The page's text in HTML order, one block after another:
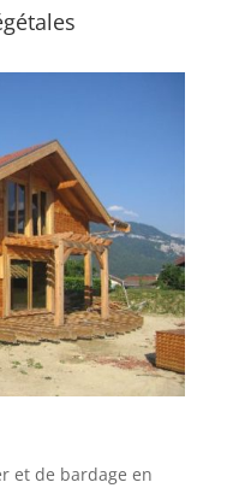
et de bardage en